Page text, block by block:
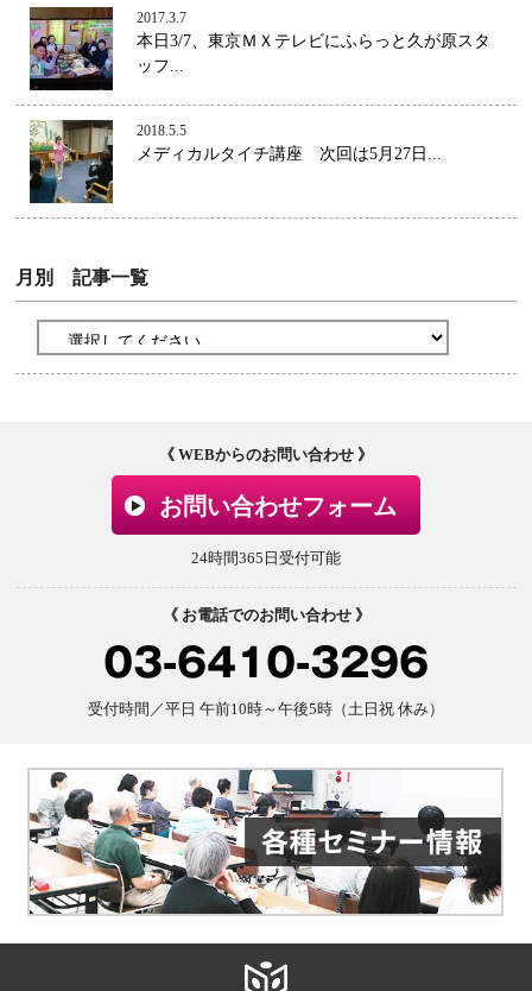
2017.3.7
本日3/7、東京ＭＸテレビにふらっと久が原スタ
ッフ...
2018.5.5
メディカルタイチ講座 次回は5月27日...
月別 記事一覧
《 WEBからのお問い合わせ 》
お問い合わせフォーム
24時間365日受付可能
《 お電話でのお問い合わせ 》
03-6410-3296
受付時間／平日 午前10時～午後5時（土日祝 休み）